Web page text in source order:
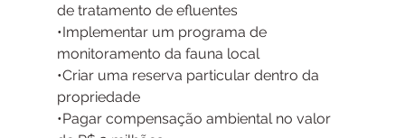
de tratamento de efluentes
•Implementar um programa de
monitoramento da fauna local
•Criar uma reserva particular dentro da
propriedade
•Pagar compensação ambiental no valor